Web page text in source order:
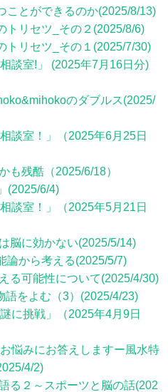
とができるのか(2025/8/13)
リセツ_その２(2025/8/6)
リセツ_その１(2025/7/30)
談室!」 (2025年7月16日分)
のダブルス(2025/
談室！」（2025年6月25日
も残酷（2025/6/18）
(2025/6/4)
談室！」（2025年5月21日
脳に効かない(2025/5/14)
論から考える(2025/5/7)
る可能性について(2025/4/30)
語をよむ（3）(2025/4/23)
に挑戦」（2025年4月9日
悩みにお答えしますー風水特
4/2)
る２～スポーツと脳の話(202